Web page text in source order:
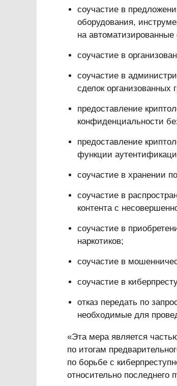
соучастие в
оборудования,
на
соучастие в
соучастие в
сделок организованных
предоставление
конфиденциальности
предоставление
функции
соучастие в хранении
соучастие в
контента с
соучастие в
наркотиков;
соучастие в
соучастие в
отказ передать по
необходимые для
«Эта мера является
по итогам
по борьбе с
относительно последнего